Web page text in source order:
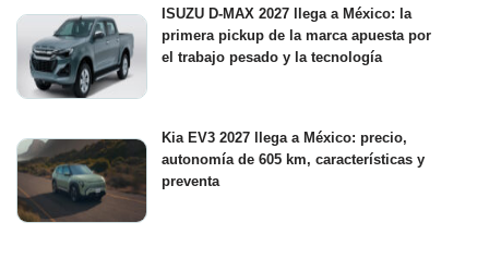
ISUZU D-MAX 2027 llega a México: la
primera pickup de la marca apuesta por
el trabajo pesado y la tecnología
Kia EV3 2027 llega a México: precio,
autonomía de 605 km, características y
preventa